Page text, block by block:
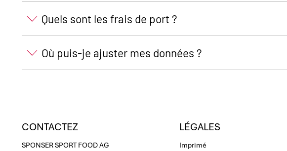
Quels sont les frais de port ?
Où puis-je ajuster mes données ?
CONTACTEZ
SPONSER SPORT FOOD AG
LÉGALES
Imprimé